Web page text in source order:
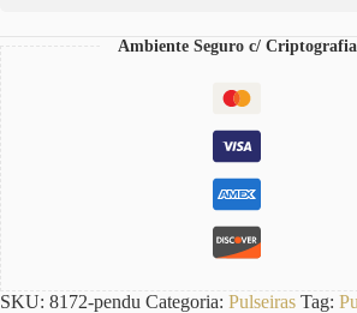
Ambiente Seguro c/ Criptografia
SKU: 8172-pendu Categoria: Pulseiras Tag: